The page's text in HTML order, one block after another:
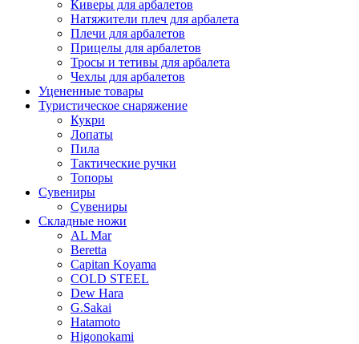
Киверы для арбалетов
Натяжители плеч для арбалета
Плечи для арбалетов
Прицелы для арбалетов
Тросы и тетивы для арбалета
Чехлы для арбалетов
Уцененные товары
Туристическое снаряжение
Кукри
Лопаты
Пила
Тактические ручки
Топоры
Сувениры
Сувениры
Складные ножи
AL Mar
Beretta
Capitan Koyama
COLD STEEL
Dew Hara
G.Sakai
Hatamoto
Higonokami